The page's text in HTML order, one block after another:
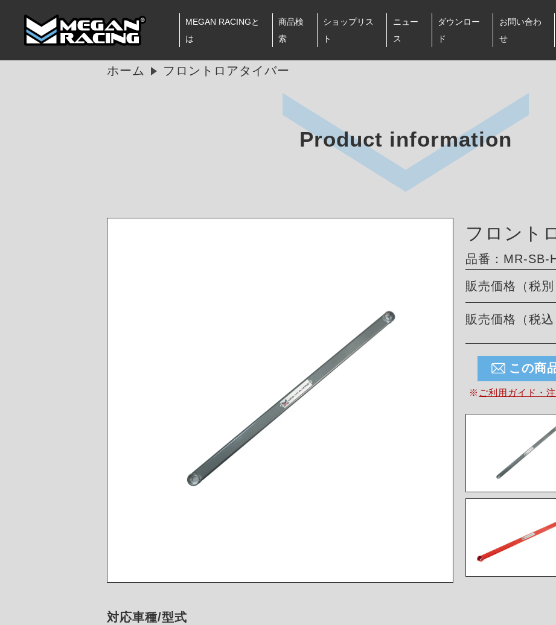
MEGAN RACINGと
は
商品検
索
ショップリス
ト
ニュー
ス
ダウンロー
ド
お問い合わ
せ
ホーム フロントロアタイバー
Product information
フロント
品番：MR-SB-
販売価格（税別
販売価格（税込
この商
※ ご利用ガイド・
対応車種/型式